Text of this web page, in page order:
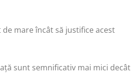
mare încât să justifice acest
sunt semnificativ mai mici decât